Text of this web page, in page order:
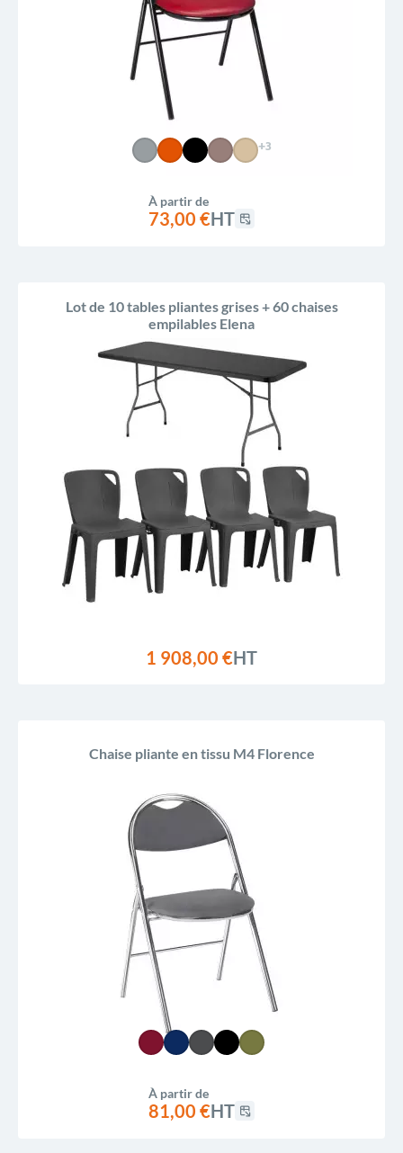
+3
À partir de
73,00 €HT
Lot de 10 tables pliantes grises + 60 chaises
empilables Elena
1 908,00 €HT
Chaise pliante en tissu M4 Florence
À partir de
81,00 €HT